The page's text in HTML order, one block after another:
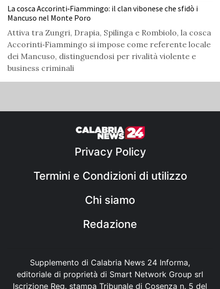
La cosca Accorinti‑Fiammingo: il clan vibonese che sfidò i
Mancuso nel Monte Poro
Attiva tra Zungri, Drapia, Spilinga e Rombiolo, la cosca
Accorinti‑Fiammingo si impose come referente locale
dei Mancuso, distinguendosi per rivalità violente e
business criminali
Privacy Policy
Termini e Condizioni di utilizzo
Chi siamo
Redazione
Supplemento di Calabria News 24 Informa,
editoriale di proprietà di Smart Network Group srl
Iscrizione Reg. stampa Tribunale di Cosenza n. 5 del